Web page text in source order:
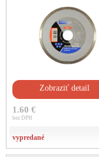
Zobraziť detail
1.60 €
bez DPH
vypredané